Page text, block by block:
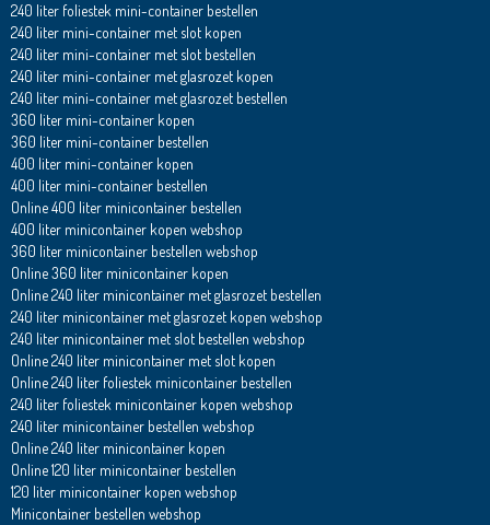
240 liter foliestek mini-container bestellen
240 liter mini-container met slot kopen
240 liter mini-container met slot bestellen
240 liter mini-container met glasrozet kopen
240 liter mini-container met glasrozet bestellen
360 liter mini-container kopen
360 liter mini-container bestellen
400 liter mini-container kopen
400 liter mini-container bestellen
Online 400 liter minicontainer bestellen
400 liter minicontainer kopen webshop
360 liter minicontainer bestellen webshop
Online 360 liter minicontainer kopen
Online 240 liter minicontainer met glasrozet bestellen
240 liter minicontainer met glasrozet kopen webshop
240 liter minicontainer met slot bestellen webshop
Online 240 liter minicontainer met slot kopen
Online 240 liter foliestek minicontainer bestellen
240 liter foliestek minicontainer kopen webshop
240 liter minicontainer bestellen webshop
Online 240 liter minicontainer kopen
Online 120 liter minicontainer bestellen
120 liter minicontainer kopen webshop
Minicontainer bestellen webshop